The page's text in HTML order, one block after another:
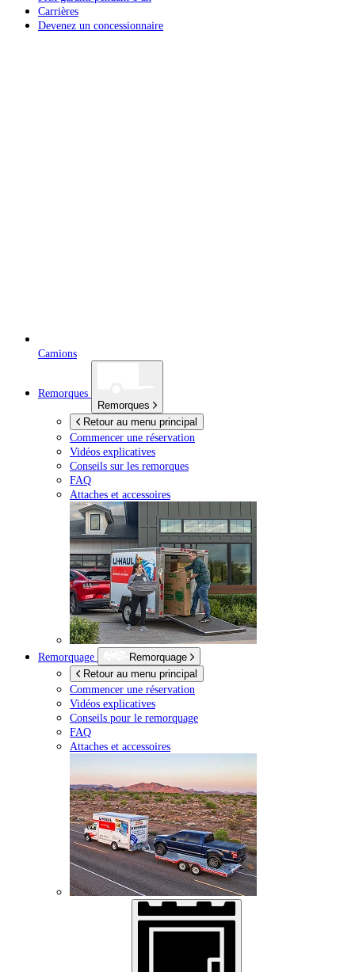
Carrières
Devenez un concessionnaire
Camions
Remorques
Remorques
Retour au menu principal
Commencer une réservation
Vidéos explicatives
Conseils sur les remorques
FAQ
Attaches et accessoires
Remorquage
Remorquage
Retour au menu principal
Commencer une réservation
Vidéos explicatives
Conseils pour le remorquage
FAQ
Attaches et accessoires